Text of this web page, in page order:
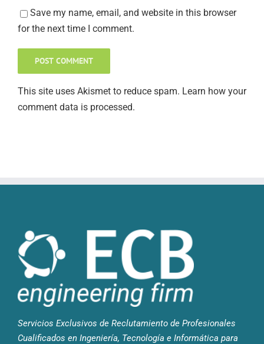
Save my name, email, and website in this browser
for the next time I comment.
This site uses Akismet to reduce spam. Learn how your
comment data is processed.
Servicios Exclusivos de Reclutamiento de Profesionales
Cualificados en Ingeniería, Tecnología e Informática para